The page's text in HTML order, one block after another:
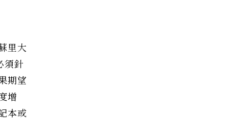
里大
須針
期望
增
本或